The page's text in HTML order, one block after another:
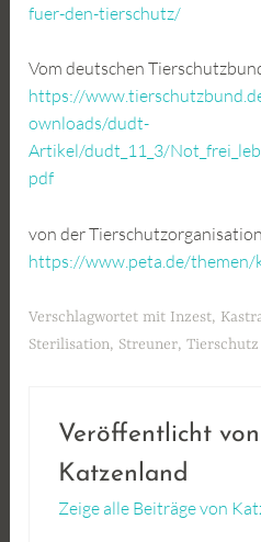
fuer-den-tierschutz/
Vom deutschen
https://
ownloads/dudt-
Artikel/dudt_11_3/
pdf
von der
https://www.peta.de/
Verschlagwortet mit Inzest,
Sterilisation, Streuner,Tierschutz
Veröffentlicht von
Katzenland
Zeige alle Beiträge von